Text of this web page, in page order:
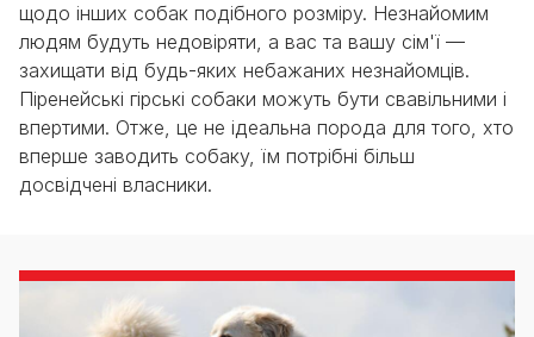
щодо інших собак подібного розміру. Незнайомим
людям будуть недовіряти, а вас та вашу сім'ї —
захищати від будь-яких небажаних незнайомців.
Піренейські гірські собаки можуть бути свавільними і
впертими. Отже, це не ідеальна порода для того, хто
вперше заводить собаку, їм потрібні більш
досвідчені власники.